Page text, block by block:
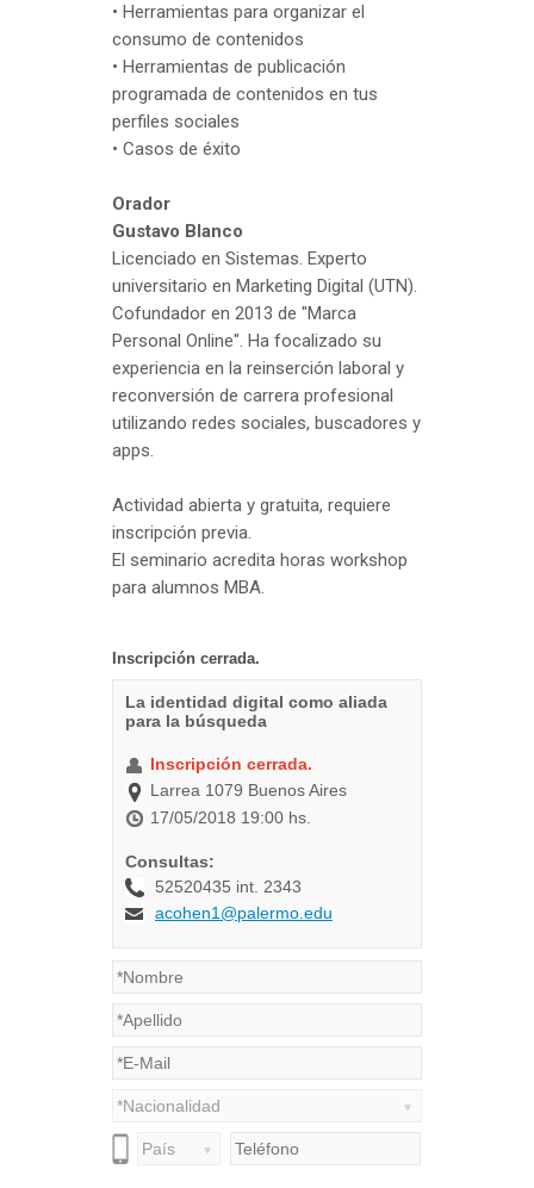
• Herramientas para organizar el
consumo de contenidos
• Herramientas de publicación
programada de contenidos en tus
perfiles sociales
• Casos de éxito
Orador
Gustavo Blanco
Licenciado en Sistemas. Experto
universitario en Marketing Digital (UTN).
Cofundador en 2013 de "Marca
Personal Online". Ha focalizado su
experiencia en la reinserción laboral y
reconversión de carrera profesional
utilizando redes sociales, buscadores y
apps.
Actividad abierta y gratuita, requiere
inscripción previa.
El seminario acredita horas workshop
para alumnos MBA.